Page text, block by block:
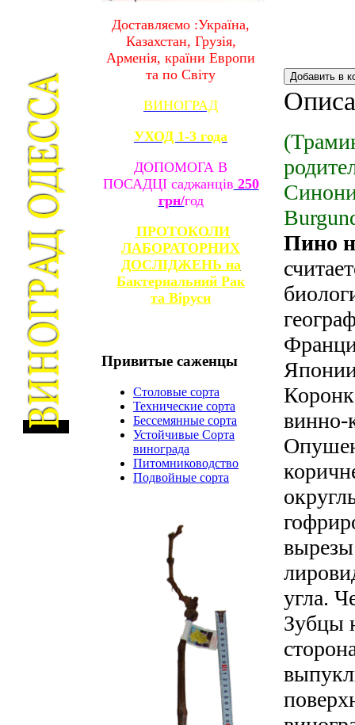
Доставляємо :Україна,
Казахстан, Грузія,
Арменія, країни Европи
та по Світу
ВИНОГРАД
УХОД 1-3 года
ДОПОМОГА В
ПОСАДЦІ саджанців 250
грн/год
ПРОТОКОЛИ
ЛАБОРАТОРНИХ
ДОСЛІДЖЕНЬ на
Бактериальний Рак
та Віруси
Привитые саженцы
Столовые сорта
Технические сорта
Бессемянные сорта
Устойчивые Сорта
винограда
Питомниководство
Подвойные сорта
Пино
винно-
угла.
Зубцы